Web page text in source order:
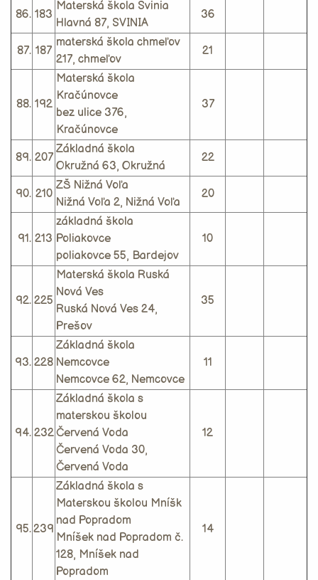
86. 183
Materská škola Svinia
Hlavná 87, SVINIA
36
87. 187
materská škola chmeľov
217, chmeľov
21
88. 192
Materská škola
Kračúnovce
bez ulice 376,
Kračúnovce
37
89. 207
Základná škola
Okružná 63, Okružná
22
90. 210
ZŠ Nižná Voľa
Nižná Voľa 2, Nižná Voľa
20
91. 213
základná škola
Poliakovce
poliakovce 55, Bardejov
10
92. 225
Materská škola Ruská
Nová Ves
Ruská Nová Ves 24,
Prešov
35
93. 228
Základná škola
Nemcovce
Nemcovce 62, Nemcovce
11
94. 232
Základná škola s
materskou školou
Červená Voda
Červená Voda 30,
Červená Voda
12
95.239
Základná škola s
Materskou školou Mníšk
nad Popradom
Mníšek nad Popradom č.
128, Mníšek nad
Popradom
14